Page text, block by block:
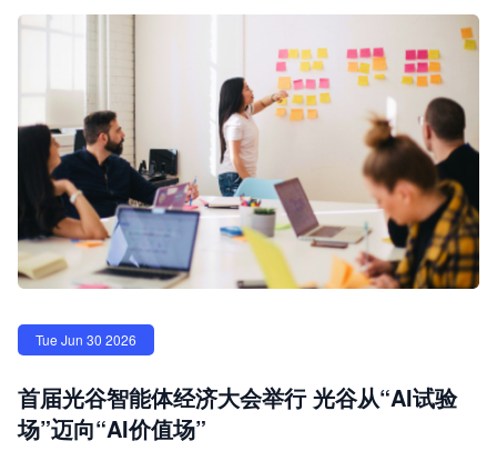
Tue Jun 30 2026
首届光谷智能体经济大会举行 光谷从“AI试验
场”迈向“AI价值场”